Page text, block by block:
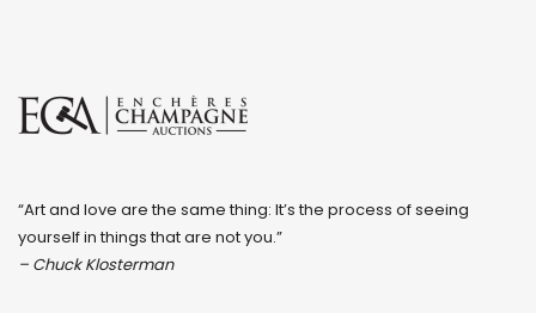
“Art and love are the same thing: It’s the process of seeing
yourself in things that are not you.”
– Chuck Klosterman